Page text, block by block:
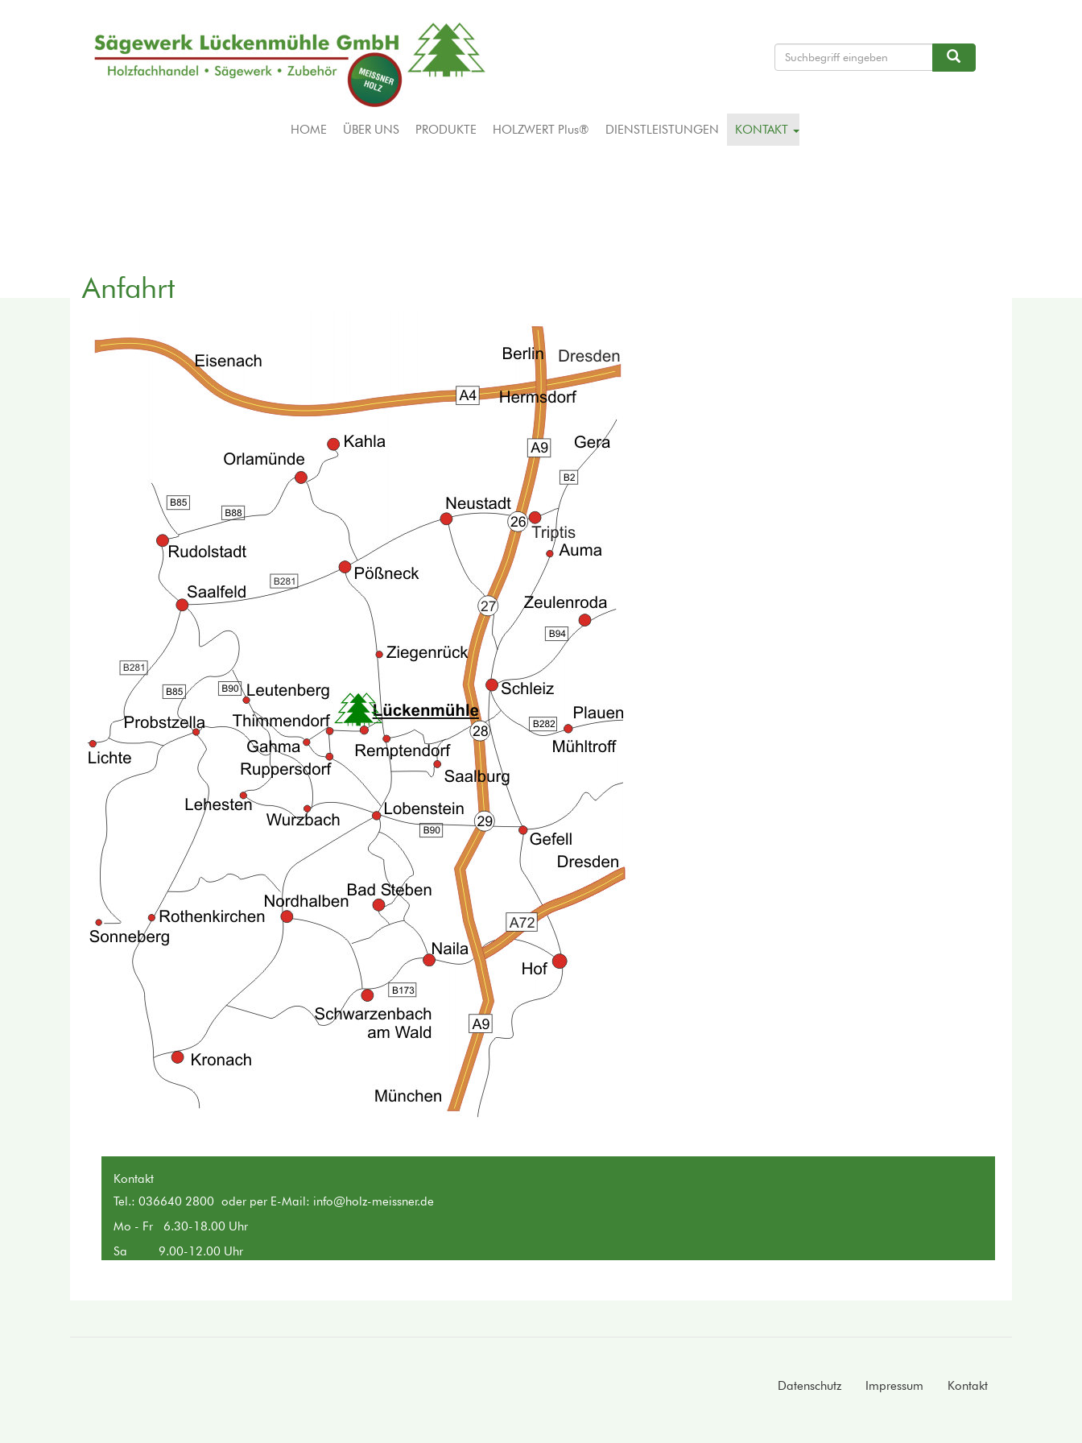
Suche Suche
HOME ÜBER UNS PRODUKTE HOLZWERT Plus® DIENSTLEISTUNGEN KONTAKT
Anfahrt
Kontakt
Tel.: 036640 2800 oder per E-Mail: info@holz-meissner.de
Mo - Fr 6.30-18.00 Uhr
Sa 9.00-12.00 Uhr
Footer
Datenschutz Impressum Kontakt